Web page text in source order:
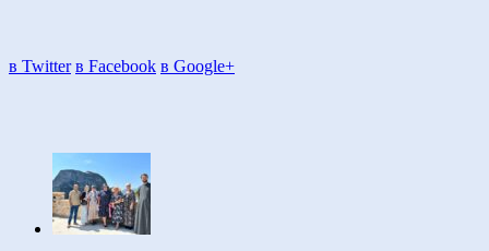
в Twitter в Facebook в Google+